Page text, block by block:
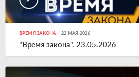
ВРЕМЯ ЗАКОНА 22 МАЯ 2026
"Время закона". 23.05.2026